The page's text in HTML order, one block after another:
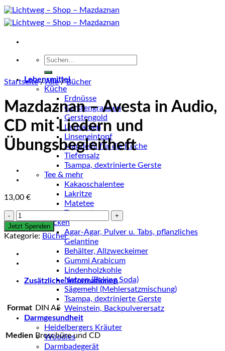
Zum
Inhalt
springen
Suche
Lebensmittel
Küche
Erdnüsse
Gerstengraupen
Gerstengold
Leinsamen
Linseneintopf
Mandelöl für die Küche
Tiefensalz
Tsampa, dextrinierte Gerste
Tee & mehr
Kakaoschalentee
Lakritze
Matetee
Tsampatee
Backen
Agar-Agar, Pulver u. Tabs, pflanzliches
Gelantine
Behälter, Allzweckeimer
Gummi Arabicum
Lindenholzkohle
Natron (Baking Soda)
Sägemehl (Mehlersatzmischung)
Tsampa, dextrinierte Gerste
Weinstein, Backpulverersatz
Darmgesundheit
Heidelbergers Kräuter
Woodies
Darmbadegerät
Startseite /Alle / Bücher
Mazdaznan – Avesta in Audio,
CD mit Liedern und
Übungsbegleitheft
13,00 €
Mazdaznan
–
Avesta
Audio,
CD
Liedern
Übungsbegleitheft
Menge
Jetzt Spenden
Kategorie: Bücher
Zusätzliche Informationen
Format DIN A5
Medien Broschüre und CD